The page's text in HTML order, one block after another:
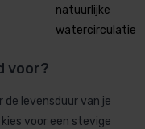
natuurlijke
watercirculatie
voor?
de levensduur van je
voor een stevige